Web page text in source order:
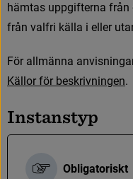
hämtas uppgifterna från
från valfri källa i eller uta
För allmänna anvisninga
Källor för beskrivningen.
Instanstyp
Obligatoriskt